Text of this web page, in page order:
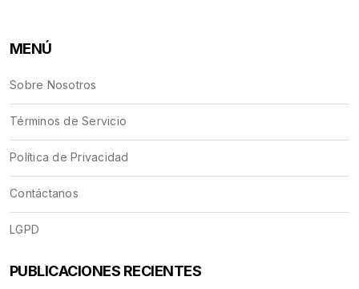
MENÚ
Sobre Nosotros
Términos de Servicio
Política de Privacidad
Contáctanos
LGPD
PUBLICACIONES RECIENTES